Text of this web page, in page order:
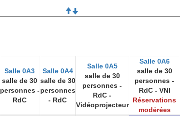
Salle 0A3
salle de 30
personnes -
RdC
Salle 0A4
salle de 30
personnes
- RdC
Salle 0A5
salle de 30
personnes -
RdC -
Vidéoprojecteur
Salle 0A6
salle de 30
personnes -
RdC - VNI
Réservations
modérées